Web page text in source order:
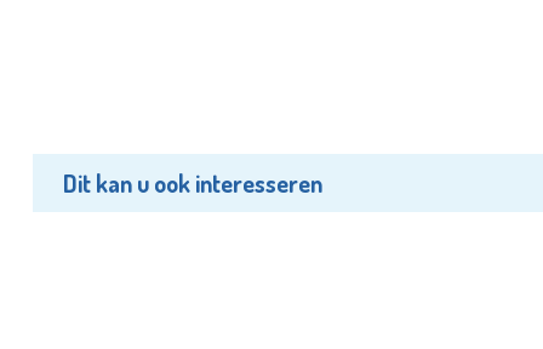
Dit kan u ook interesseren